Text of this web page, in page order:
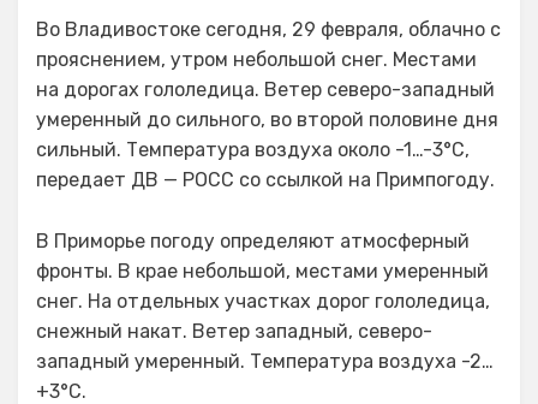
Во Владивостоке сегодня, 29 февраля, облачно с
прояснением, утром небольшой снег. Местами
на дорогах гололедица. Ветер северо-западный
умеренный до сильного, во второй половине дня
сильный. Температура воздуха около -1…-3°C,
передает ДВ — РОСС со ссылкой на Примпогоду.
В Приморье погоду определяют атмосферный
фронты. В крае небольшой, местами умеренный
снег. На отдельных участках дорог гололедица,
снежный накат. Ветер западный, северо-
западный умеренный. Температура воздуха -2…
+3°C.